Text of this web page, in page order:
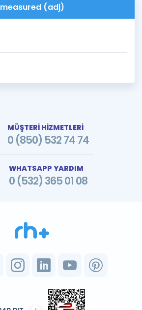
measured (adj)
MÜŞTERİ HİZMETLERİ
0 (850) 532 74 74
WHATSAPP YARDIM
0 (532) 365 01 08